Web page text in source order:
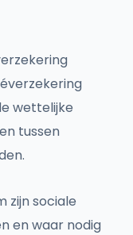
wettelijke
tussen
zijn sociale
en waar nodig